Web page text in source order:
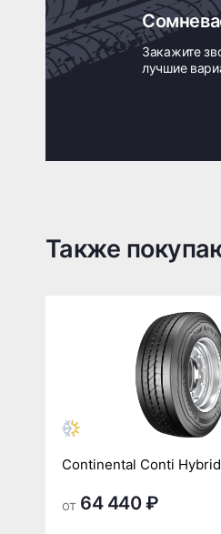
Закажите
лучшие
Также
Continental Conti
от 64 440 ₽